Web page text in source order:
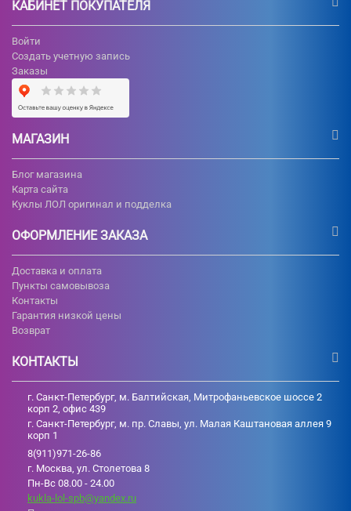
КАБИНЕТ ПОКУПАТЕЛЯ
Войти
Создать учетную запись
Заказы
МАГАЗИН
Блог магазина
Карта сайта
Куклы ЛОЛ оригинал и подделка
ОФОРМЛЕНИЕ ЗАКАЗА
Доставка и оплата
Пункты самовывоза
Контакты
Гарантия низкой цены
Возврат
КОНТАКТЫ
г. Санкт-Петербург, м. Балтийская, Митрофаньевское шоссе 2
корп 2, офис 439
г. Санкт-Петербург, м. пр. Славы, ул. Малая Каштановая аллея 9
корп 1
8(911)971-26-86
г. Москва, ул. Столетова 8
Пн-Вс 08.00 - 24.00
kukla-lol-spb@yandex.ru